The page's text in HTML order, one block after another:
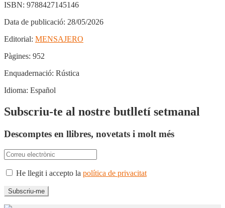
ISBN: 9788427145146
Data de publicació: 28/05/2026
Editorial: MENSAJERO
Pàgines: 952
Enquadernació: Rústica
Idioma: Español
Subscriu-te al nostre butlletí setmanal
Descomptes en llibres, novetats i molt més
He llegit i accepto la política de privacitat